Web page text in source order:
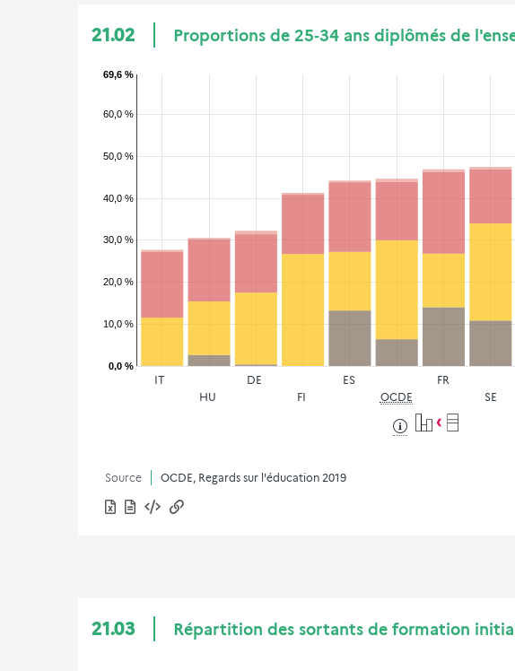
21.02 Proportions de 25‑34 ans diplômés de
10,0 %
20,0 %
30,0 %
40,0 %
50,0 %
60,0 %
0,0 %
69,6 %
IT DE ES FR
HU
FI OCDE SE
Source OCDE, Regards sur l'éducation 2019
21.03 Répartition des sortants de formation